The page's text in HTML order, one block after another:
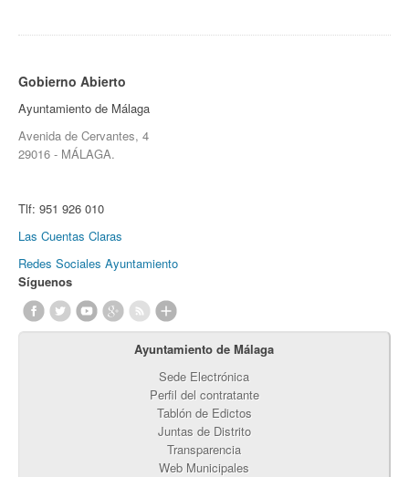
Gobierno Abierto
Ayuntamiento de Málaga
Avenida de Cervantes, 4
29016 - MÁLAGA.
Tlf: 951 926 010
Las Cuentas Claras
Redes Sociales Ayuntamiento
Síguenos
Ayuntamiento de Málaga
Sede Electrónica
Perfil del contratante
Tablón de Edictos
Juntas de Distrito
Transparencia
Web Municipales